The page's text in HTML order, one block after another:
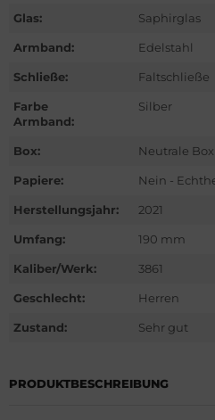
Glas: Saphirglas
Armband: Edelstahl
Schließe: Faltschließe
Farbe
Armband:
Silber
Box: Neutrale Box
Papiere: Nein -
Herstellungsjahr: 2021
Umfang: 190 mm
Kaliber/Werk: 3861
Geschlecht: Herren
Zustand: Sehr gut
PRODUKTBESCHREIBUNG